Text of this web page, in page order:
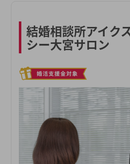
結婚相談所アイク
シー大宮サロン